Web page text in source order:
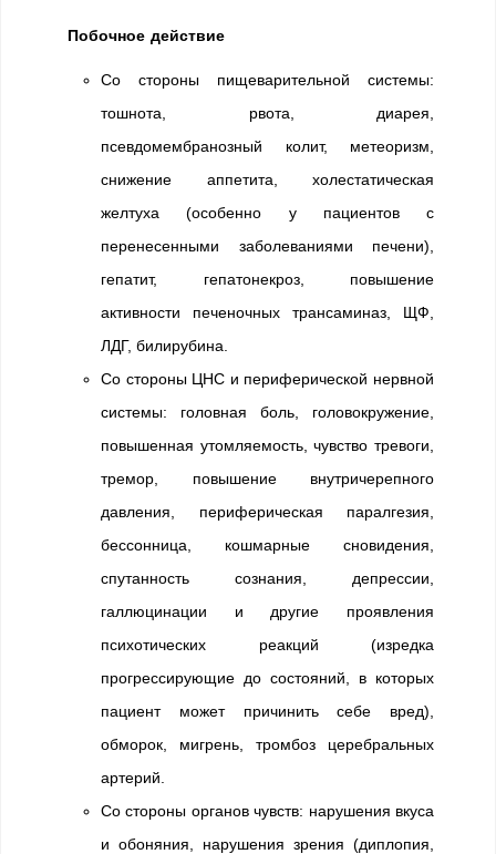
Побочное действие
Со стороны пищеварительной системы:
тошнота, рвота, диарея,
псевдомембранозный колит, метеоризм,
снижение аппетита, холестатическая
желтуха (особенно у пациентов с
перенесенными заболеваниями печени),
гепатит, гепатонекроз, повышение
активности печеночных трансаминаз, ЩФ,
ЛДГ, билирубина.
Со стороны ЦНС и периферической нервной
системы: головная боль, головокружение,
повышенная утомляемость, чувство тревоги,
тремор, повышение внутричерепного
давления, периферическая паралгезия,
бессонница, кошмарные сновидения,
спутанность сознания, депрессии,
галлюцинации и другие проявления
психотических реакций (изредка
прогрессирующие до состояний, в которых
пациент может причинить себе вред),
обморок, мигрень, тромбоз церебральных
артерий.
Со стороны органов чувств: нарушения вкуса
и обоняния, нарушения зрения (диплопия,